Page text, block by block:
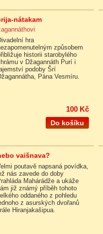
nátakam
hra
způsobem
historii starobylého
v Džagannáth Purí i
podoby Šrí
Pána Vesmíru.
100 Kč
Do košíku
vaišnava?
poutavě napsaná povídka,
nás zavede do doby
Mahárádže a ukáže
již známý příběh tohoto
oddaného z pohledu
z asurských dvořanů
Hiranjakašipua.